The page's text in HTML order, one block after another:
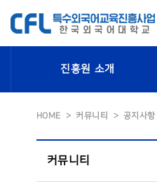
진흥원 소개
HOME 커뮤니티 공지사항
커뮤니티